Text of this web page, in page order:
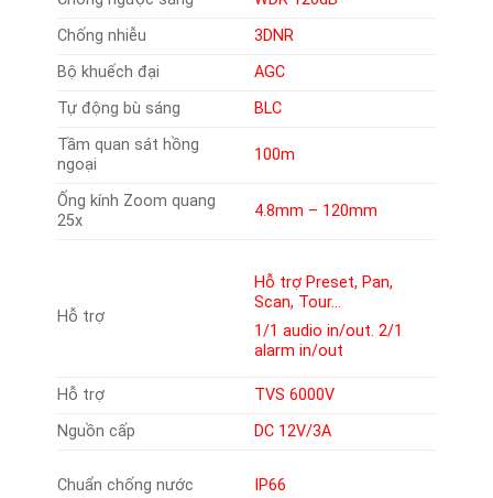
Chống nhiễu
3DNR
Bộ khuếch đại
AGC
Tự động bù sáng
BLC
Tầm quan sát hồng
ngoại
100m
Ống kính Zoom quang
25x
4.8mm – 120mm
Hỗ trợ
Hỗ trợ Preset, Pan,
Scan, Tour…
1/1 audio in/out. 2/1
alarm in/out
Hỗ trợ
TVS 6000V
Nguồn cấp
DC 12V/3A
Chuẩn chống nước IP66